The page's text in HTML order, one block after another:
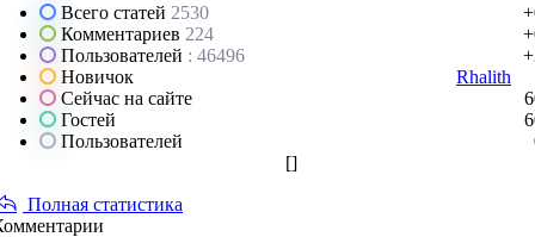
Всего статей 2530
Комментариев 224
Пользователей : 46496
Новичок
Rhalith
Сейчас на сайте
Гостей
Пользователей
[]
Полная статистика